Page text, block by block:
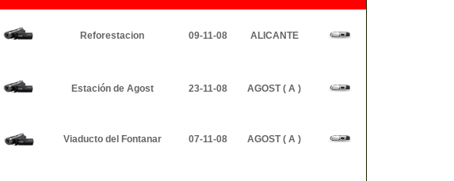
Reforestacion 09-11-08 ALICANTE
Estación de Agost 23-11-08 AGOST ( A )
Viaducto del Fontanar 07-11-08 AGOST ( A )